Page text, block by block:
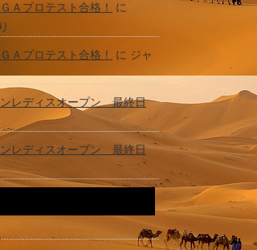
Ａプロテスト合格！
に
Ａプロテスト合格！ に ジャ
レディスオープン 最終日
レディスオープン 最終日